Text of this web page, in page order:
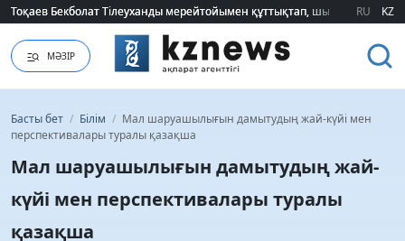
Тоқаев Бекболат Тілеуханды мерейтойымен құттықтап, шығармашылық
Тоқаев Бекболат Тілеуханды мерейтойымен құттықтап, шығармашылық
RU KZ
МӘЗІР
Басты бет / Білім / Мал шаруашылығын дамытудың жай-күйі мен
перспективалары туралы қазақша
Мал шаруашылығын дамытудың жай-
күйі мен перспективалары туралы
қазақша